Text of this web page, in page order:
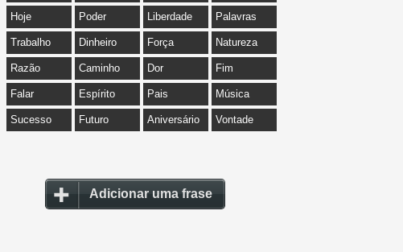
Hoje Poder Liberdade Palavras
Trabalho Dinheiro Força Natureza
Razão Caminho Dor Fim
Falar Espírito Pais Música
Sucesso Futuro Aniversário Vontade
Adicionar uma frase